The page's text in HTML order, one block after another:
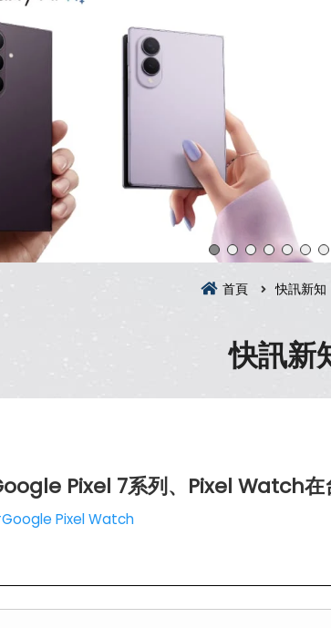
首頁 快訊新知
快訊新
Pixel 7系列、Pixel Watch
Pixel Watch